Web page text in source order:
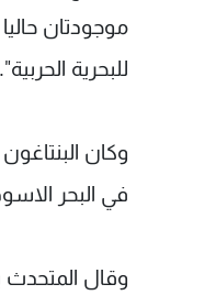
للبحرية الحربية".
وكان
في البحر
وقال المتحدث